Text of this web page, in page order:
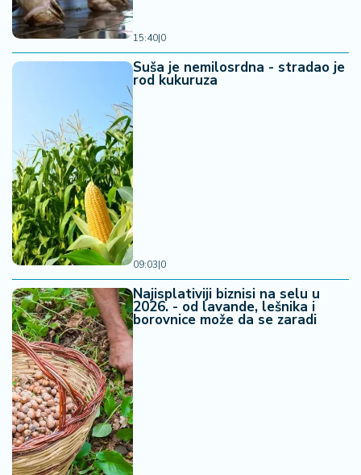
15:40|0
Suša je nemilosrdna - stradao je
rod kukuruza
09:03|0
Najisplativiji biznisi na selu u
2026. - od lavande, lešnika i
borovnice može da se zaradi